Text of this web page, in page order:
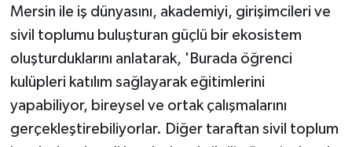
Mersin ile iş dünyasını, akademiyi, girişimcileri ve
sivil toplumu buluşturan güçlü bir ekosistem
oluşturduklarını anlatarak, 'Burada öğrenci
kulüpleri katılım sağlayarak eğitimlerini
yapabiliyor, bireysel ve ortak çalışmalarını
gerçekleştirebiliyorlar. Diğer taraftan sivil toplum